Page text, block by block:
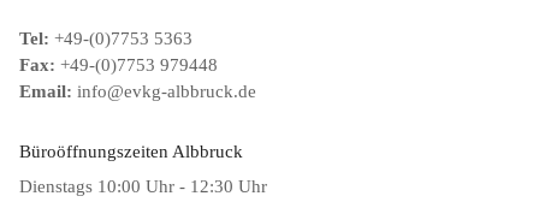
Tel: +49-(0)7753 5363
Fax: +49-(0)7753 979448
Email: info@evkg-albbruck.de
Büroöffnungszeiten Albbruck
Dienstags 10:00 Uhr - 12:30 Uhr